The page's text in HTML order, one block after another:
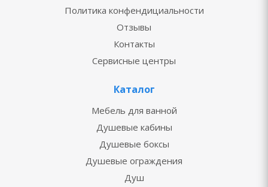
Политика конфендициальности
Отзывы
Контакты
Сервисные центры
Каталог
Мебель для ванной
Душевые кабины
Душевые боксы
Душевые ограждения
Душ